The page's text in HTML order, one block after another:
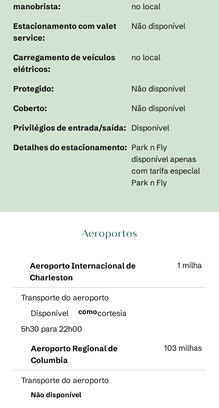
manobrista:
no local
Estacionamento com valet
service:
Não disponível
Carregamento de veículos
elétricos:
no local
Protegido:
Não disponível
Coberto:
Não disponível
Privilégios de entrada/saída:
Disponível
Detalhes do estacionamento: Park n Fly
disponível apenas
com tarifa especial
Park n Fly
Aeroportos
Aeroporto Internacional de
Charleston
1 milha
Transporte do aeroporto
Disponível
comocortesia
5h30 para 22h00
Aeroporto Regional de
Columbia
103 milhas
Transporte do aeroporto
Não disponível